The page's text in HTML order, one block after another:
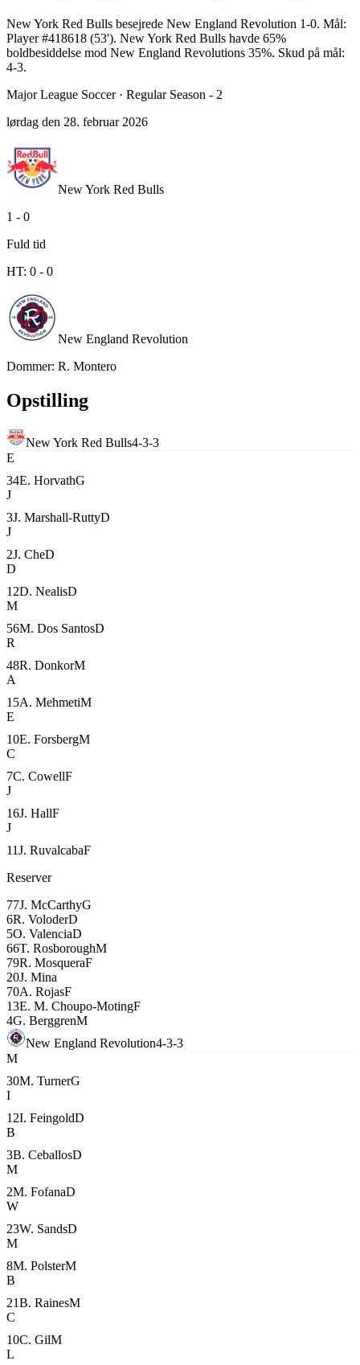
New York Red Bulls besejrede New England Revolution 1-0. Mål:
Player #418618 (53'). New York Red Bulls havde 65%
boldbesiddelse mod New England Revolutions 35%. Skud på mål:
4-3.
Major League Soccer· Regular Season - 2
lørdag den 28. februar 2026
New York Red Bulls
1 - 0
Fuld tid
HT: 0 - 0
New England Revolution
Dommer: R. Montero
Opstilling
New York Red Bulls4-3-3
E
34E. HorvathG
J
3J. Marshall-RuttyD
J
2J. CheD
D
12D. NealisD
M
56M. Dos SantosD
R
48R. DonkorM
A
15A. MehmetiM
E
10E. ForsbergM
C
7C. CowellF
J
16J. HallF
J
11J. RuvalcabaF
Reserver
77J. McCarthyG
6R. VoloderD
5O. ValenciaD
66T. RosboroughM
79R. MosqueraF
20J. Mina
70A. RojasF
13E. M. Choupo-MotingF
4G. BerggrenM
New England Revolution4-3-3
M
30M. TurnerG
I
12I. FeingoldD
B
3B. CeballosD
M
2M. FofanaD
W
23W. SandsD
M
8M. PolsterM
B
21B. RainesM
C
10C. GilM
L